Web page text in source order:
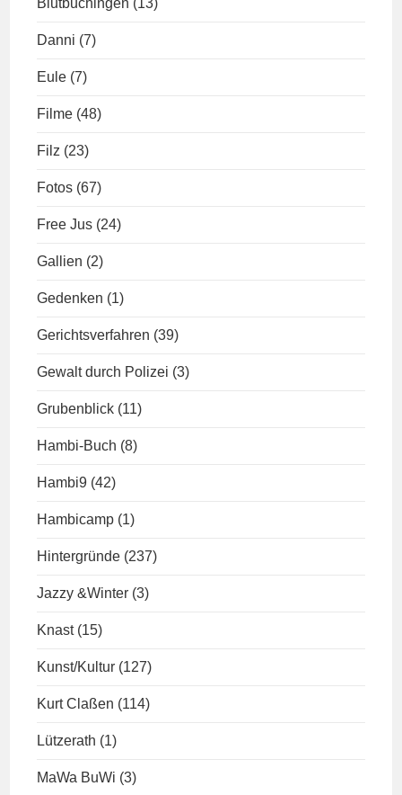
Blutbuchingen (13)
Danni (7)
Eule (7)
Filme (48)
Filz (23)
Fotos (67)
Free Jus (24)
Gallien (2)
Gedenken (1)
Gerichtsverfahren (39)
Gewalt durch Polizei (3)
Grubenblick (11)
Hambi-Buch (8)
Hambi9 (42)
Hambicamp (1)
Hintergründe (237)
Jazzy &Winter (3)
Knast (15)
Kunst/Kultur (127)
Kurt Claßen (114)
Lützerath (1)
MaWa BuWi (3)